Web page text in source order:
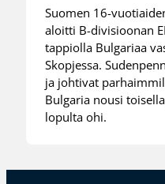
Suomen 16-
aloitti B-divisioonan
tappiolla Bulgariaa
Skopjessa.
ja johtivat
Bulgaria nousi
lopulta ohi.